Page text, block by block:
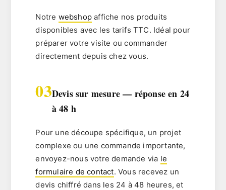
Notre webshopaffiche nos produits
disponibles avec les tarifs TTC. Idéal pour
préparer votre visite ou commander
directement depuis chez vous.
03Devis sur mesure — réponse en 24
à 48 h
Pour une découpe spécifique, un projet
complexe ou une commande importante,
envoyez-nous votre demande via le
formulaire de contact. Vous recevez un
devis chiffré dans les 24 à 48 heures, et